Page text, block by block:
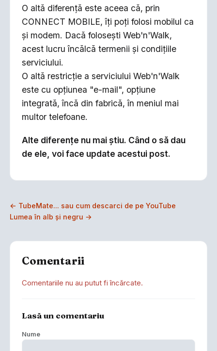
O altă diferenţă este aceea că, prin
CONNECT MOBILE, îţi poţi folosi mobilul ca
şi modem. Dacă foloseşti Web'n'Walk,
acest lucru încălcă termenii şi condiţiile
serviciului.
O altă restricţie a serviciului Web'n'Walk
este cu opţiunea "e-mail", opţiune
integrată, încă din fabrică, în meniul mai
multor telefoane.
Alte diferenţe nu mai ştiu. Când o să dau
de ele, voi face update acestui post.
← TubeMate... sau cum descarci de pe YouTube
Lumea în alb şi negru →
Comentarii
Comentariile nu au putut fi încărcate.
Lasă un comentariu
Nume